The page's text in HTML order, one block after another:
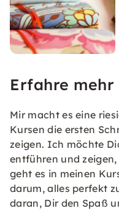
Erfahre
Mir macht es eine
Kursen die ersten
zeigen. Ich möchte
entführen und
geht es in meinen
darum, alles perfekt
daran, Dir den Spaß